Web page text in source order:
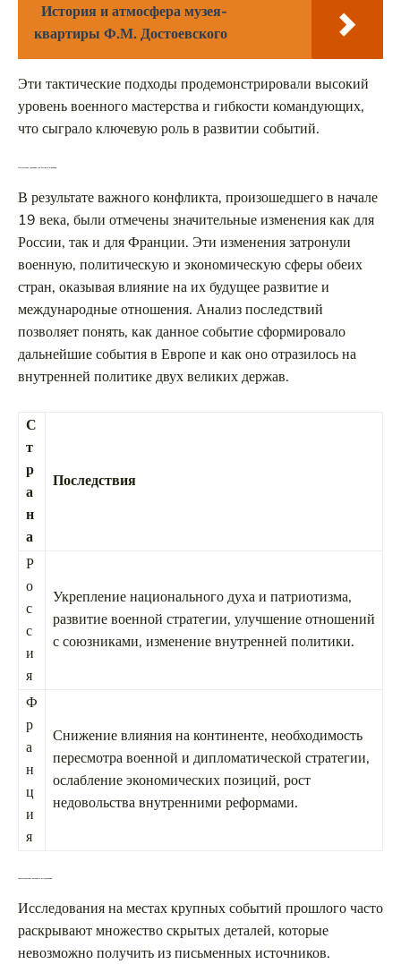
История и атмосфера музея-
квартиры Ф.М. Достоевского
Эти тактические подходы продемонстрировали высокий
уровень военного мастерства и гибкости командующих,
что сыграло ключевую роль в развитии событий.
Последствия сражения для России и Франции
В результате важного конфликта, произошедшего в начале
19 века, были отмечены значительные изменения как для
России, так и для Франции. Эти изменения затронули
военную, политическую и экономическую сферы обеих
стран, оказывая влияние на их будущее развитие и
международные отношения. Анализ последствий
позволяет понять, как данное событие сформировало
дальнейшие события в Европе и как оно отразилось на
внутренней политике двух великих держав.
С
т
р
а
н
а
Последствия
Р
о
с
с
и
я
Укрепление национального духа и патриотизма,
развитие военной стратегии, улучшение отношений
с союзниками, изменение внутренней политики.
Ф
р
а
н
ц
и
я
Снижение влияния на континенте, необходимость
пересмотра военной и дипломатической стратегии,
ослабление экономических позиций, рост
недовольства внутренними реформами.
Археологические находки и исследования
Исследования на местах крупных событий прошлого часто
раскрывают множество скрытых деталей, которые
невозможно получить из письменных источников.